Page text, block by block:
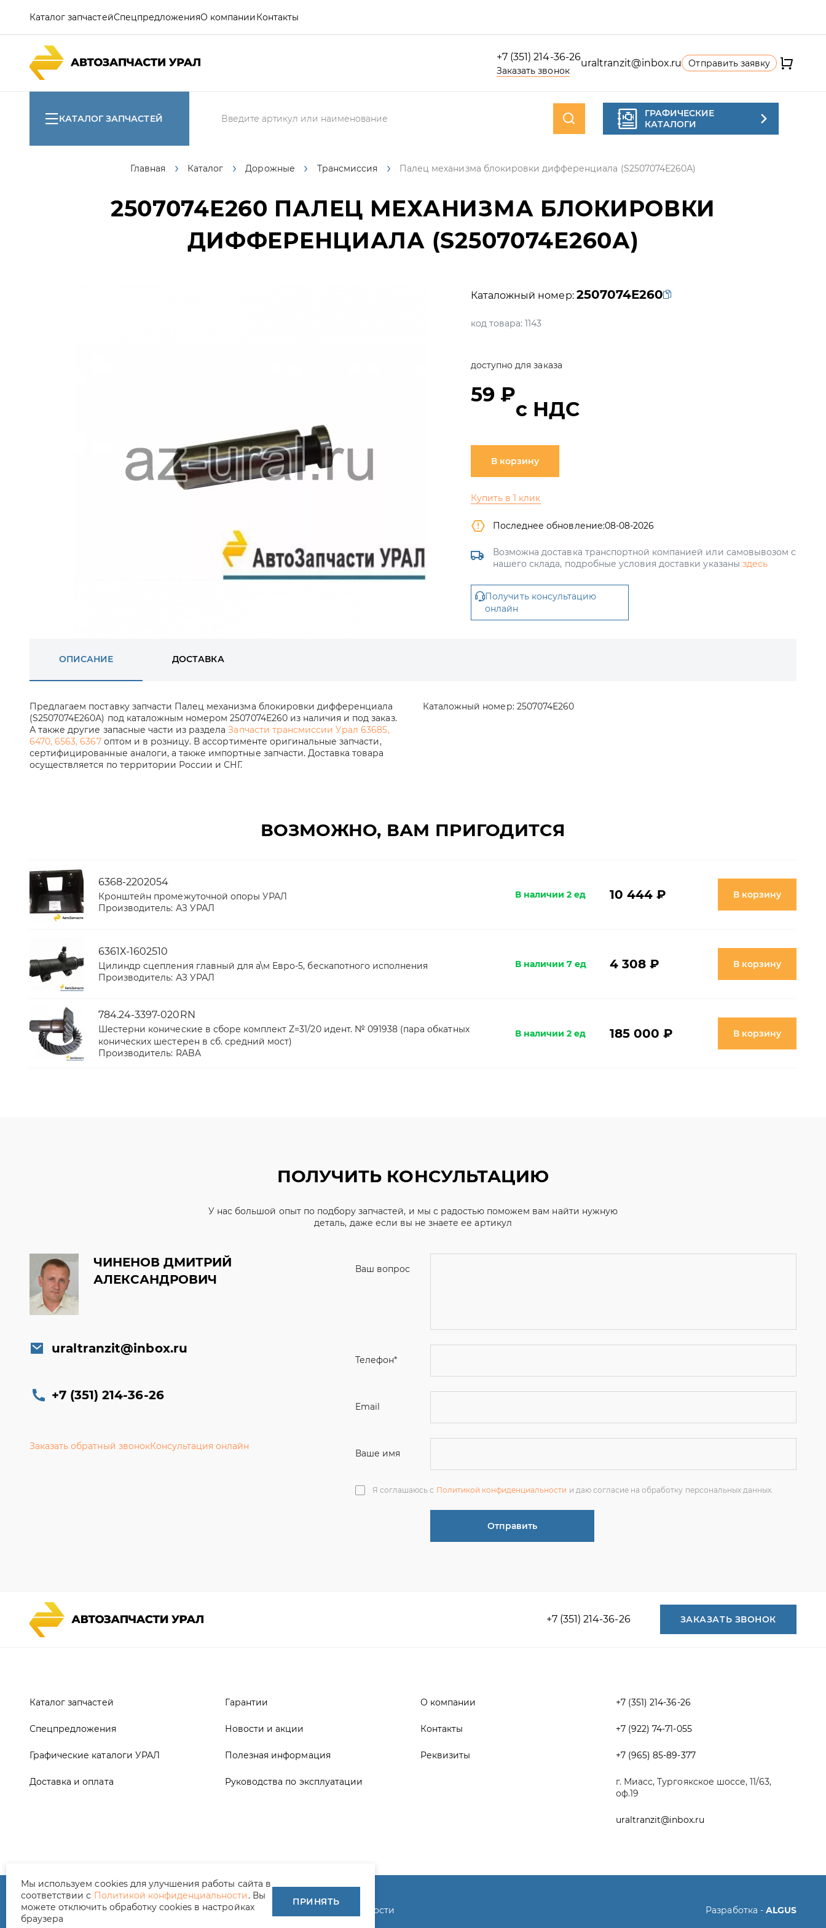
Каталог запчастейСпецпредложенияО компанииКонтакты
+7 (351) 214-36-26
Заказать звонок
uraltranzit@inbox.ru Отправить заявку
КАТАЛОГ ЗАПЧАСТЕЙ
ГРАФИЧЕСКИЕ
КАТАЛОГИ
Главная Каталог Дорожные Трансмиссия Палец механизма блокировки дифференциала (S2507074Е260А)
2507074Е260 ПАЛЕЦ МЕХАНИЗМА БЛОКИРОВКИ
ДИФФЕРЕНЦИАЛА (S2507074Е260А)
Каталожный номер: 2507074Е260
код товара: 1143
доступно для заказа
59 ₽
с НДС
В корзину
Купить в 1 клик
Последнее обновление:08-08-2026
Возможна доставка транспортной компанией или самовывозом с
нашего склада, подробные условия доставки указаны здесь
Получить консультацию
онлайн
ОПИСАНИЕ ДОСТАВКА
Предлагаем поставку запчасти Палец механизма блокировки дифференциала
(S2507074Е260А) под каталожным номером 2507074Е260 из наличия и под заказ.
А также другие запасные части из разделаЗапчасти трансмиссии Урал 63685,
6470, 6563, 6367оптом и в розницу. В ассортименте оригинальные запчасти,
сертифицированные аналоги, а также импортные запчасти. Доставка товара
осуществляется по территории России и СНГ.
Каталожный номер: 2507074Е260
ВОЗМОЖНО, ВАМ ПРИГОДИТСЯ
6368-2202054
Кронштейн промежуточной опоры УРАЛ
Производитель: АЗ УРАЛ
В наличии 2 ед 10 444 ₽ В корзину
6361Х-1602510
Цилиндр сцепления главный для а\м Евро-5, бескапотного исполнения
Производитель: АЗ УРАЛ
В наличии 7 ед 4 308 ₽ В корзину
784.24-3397-020RN
Шестерни конические в сборе комплект Z=31/20 идент. № 091938 (пара обкатных
конических шестерен в сб. средний мост)
Производитель: RABA
В наличии 2 ед 185 000 ₽ В корзину
ПОЛУЧИТЬ КОНСУЛЬТАЦИЮ
У нас большой опыт по подбору запчастей, и мы с радостью поможем вам найти нужную
деталь, даже если вы не знаете ее артикул
ЧИНЕНОВ ДМИТРИЙ
АЛЕКСАНДРОВИЧ
uraltranzit@inbox.ru
+7 (351) 214-36-26
Заказать обратный звонокКонсультация онлайн
Ваш вопрос
Я соглашаюсь с
Отправить
Каталог запчастей +7 (351) 214-36-26
оф.19
uraltranzit@inbox.ru
Мы используем cookies для улучшения работы сайта в
соответствии с Политикой конфиденциальности. Вы
можете отключить обработку cookies в настройках
браузера
ПРИНЯТЬ